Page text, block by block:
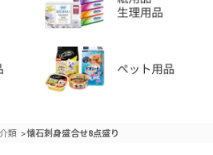
類 >懐石刺身盛合せ8点盛り